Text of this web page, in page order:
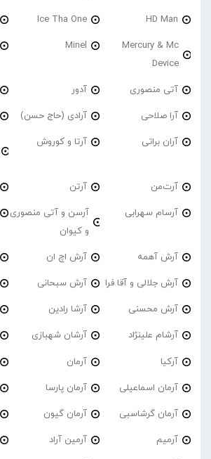
HD Man
Ice Tha One
Mercury & Mc
Device
Minel
آتی منصوری آدور
آرا صلاحی آرادی (حاج حسن)
آران براتی آرتا و کوروش
آرت‌من آرتن
آرسام سهرابی
آرسن و آتی منصوری
و کیوان
آرش آهمه آرش اچ ان
آرش جلالی و آقا فرا آرش سبحانی
آرش محسنی آرشا رادین
آرشام علینژاد آرشان شهبازی
آرکیا آرمان
آرمان اسماعیلی آرمان پارسا
آرمان گرشاسبی آرمان گیون
آرمیم آرمین آراد